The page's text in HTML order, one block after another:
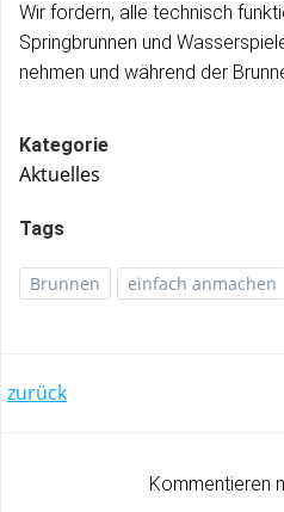
Wir fordern, alle technisch
Springbrunnen und
nehmen und während der
Kategorie
Aktuelles
Tags
Brunnen einfach anmachen
Post
navigation
zurück
Kommentieren